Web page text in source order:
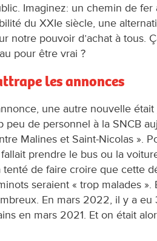
Imaginez: un chemin de fer
du XXIe siècle, une
notre pouvoir d’achat à tous.
pour être vrai ?
les annonces
une autre nouvelle était
peu de personnel à la SNCB
Malines et Saint-Nicolas ».
prendre le bus ou la
tenté de faire croire que cette
seraient « trop malades ».
En mars 2022, il y a eu
en mars 2021. Et on était